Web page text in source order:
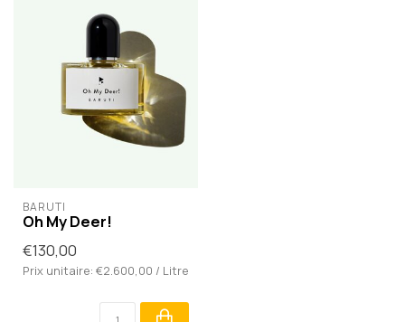
BARUTI
Oh My Deer!
€130,00
Prix unitaire: €2.600,00 / Litre